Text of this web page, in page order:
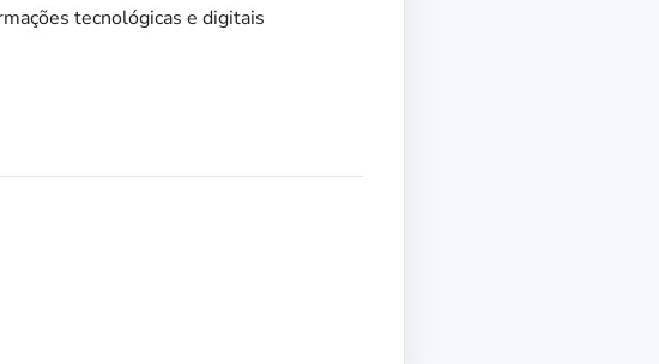
tecnológicas e digitais